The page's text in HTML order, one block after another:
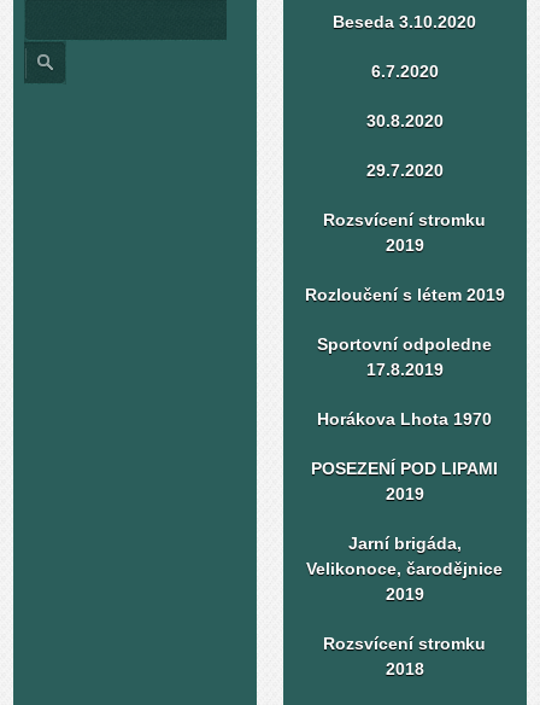
Beseda 3.10.2020
6.7.2020
30.8.2020
29.7.2020
Rozsvícení stromku
2019
Rozloučení s létem 2019
Sportovní odpoledne
17.8.2019
Horákova Lhota 1970
POSEZENÍ POD LIPAMI
2019
Jarní brigáda,
Velikonoce, čarodějnice
2019
Rozsvícení stromku
2018